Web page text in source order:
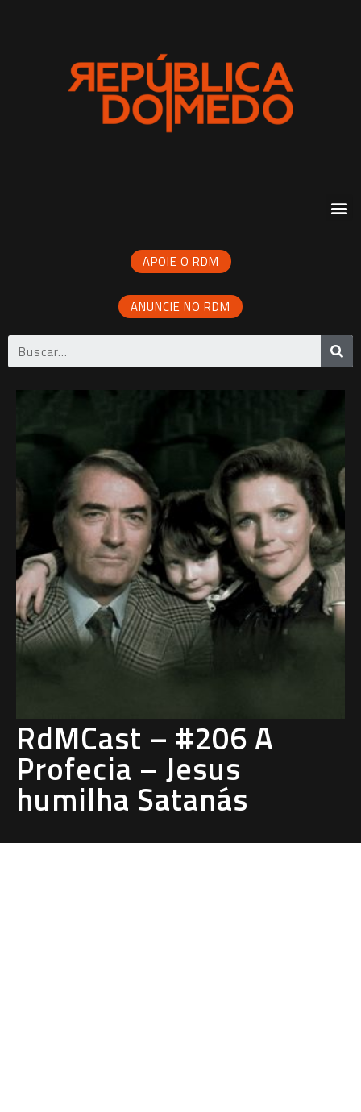
APOIE O RDM
ANUNCIE NO RDM
RdMCast – #206 A
Profecia – Jesus
humilha Satanás